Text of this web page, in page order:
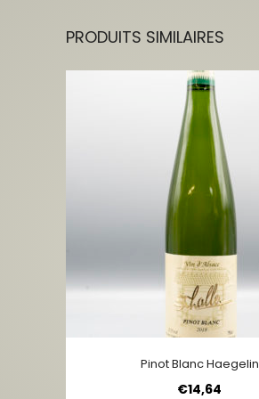
PRODUITS SIMILAIRES
Pinot Blanc Haegelin
€14,64